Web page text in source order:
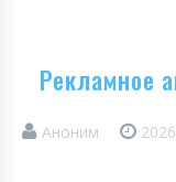
Рекламное
Аноним